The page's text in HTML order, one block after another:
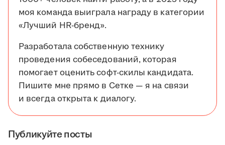
моя команда выиграла награду в категории
«Лучший HR-бренд».
Разработала собственную технику
проведения собеседований, которая
помогает оценить софт-скилы кандидата.
Пишите мне прямо в Сетке — я на связи
и всегда открыта к диалогу.
Публикуйте посты